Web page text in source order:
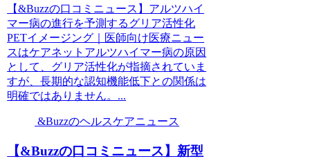
【&Buzzの口コミニュース】アルツハイ
マー病の進行を予測するグリア活性化
PETイメージング｜医師向け医療ニュー
スはケアネットアルツハイマー病の原因
として、グリア活性化が指摘されていま
すが、長期的な認知機能低下との関係は
明確ではありません。...
&Buzzのヘルスケアニュース
【&Buzzの口コミニュース】新型